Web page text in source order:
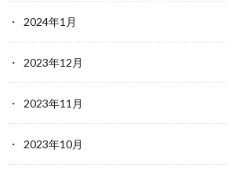
2024年1月
2023年12月
2023年11月
2023年10月